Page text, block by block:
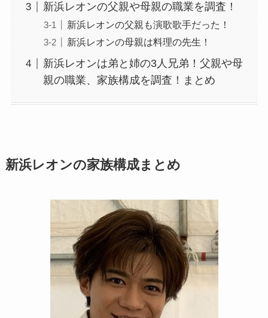
新浜レオンの父親や母親の職業を調査！
新浜レオンの父親も演歌歌手だった！
新浜レオンの母親は料理の先生！
新浜レオンは弟と姉の3人兄弟！父親や母
親の職業、家族構成を調査！まとめ
新浜レオンの家族構成まとめ